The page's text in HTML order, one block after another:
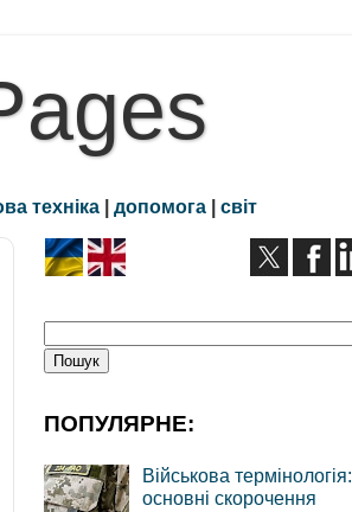
техніка | допомога | світ
ПОПУЛЯРНЕ:
Військова термінологія:
основні скорочення